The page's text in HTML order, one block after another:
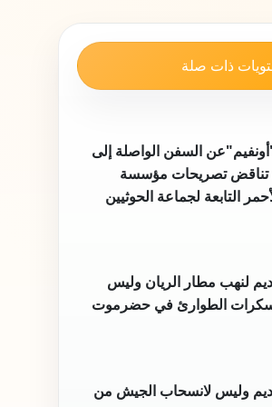
ذات صلة
السفن الواصلة إلى
تناقض تصريحات مؤسسة
التابعة لجماعة الحوثيين
لنهب مطار الريان وليس
الطوارئ في حضرموت
وليس لانسحاب الجيش من